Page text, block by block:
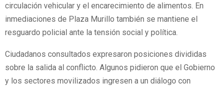
circulación vehicular y el encarecimiento de alimentos. En
inmediaciones de Plaza Murillo también se mantiene el
resguardo policial ante la tensión social y política.
Ciudadanos consultados expresaron posiciones divididas
sobre la salida al conflicto. Algunos pidieron que el Gobierno
y los sectores movilizados ingresen a un diálogo con